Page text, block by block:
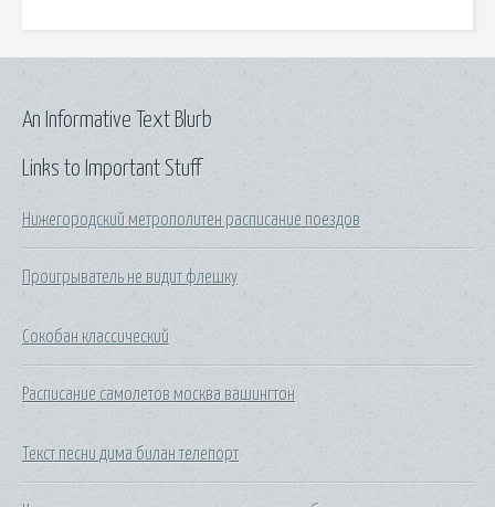
Links to Important Stuff
Нижегородский метрополитен расписание поездов
Проигрыватель не видит флешку
Сокобан классический
Расписание самолетов москва вашингтон
Текст песни дима билан телепорт
An Informative Text Blurb